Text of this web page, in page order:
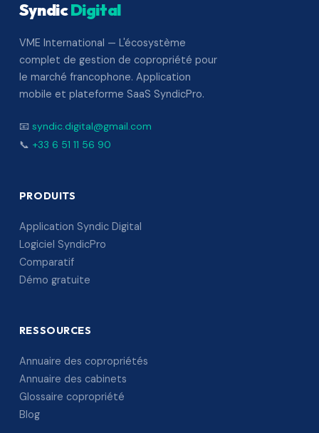
SyndicDigital
VME International — L'écosystème
complet de gestion de copropriété pour
le marché francophone. Application
mobile et plateforme SaaS SyndicPro.
📧 syndic.digital@gmail.com
📞 +33 6 51 11 56 90
PRODUITS
Application Syndic Digital
Logiciel SyndicPro
Comparatif
Démo gratuite
RESSOURCES
Annuaire des copropriétés
Annuaire des cabinets
Glossaire copropriété
Blog